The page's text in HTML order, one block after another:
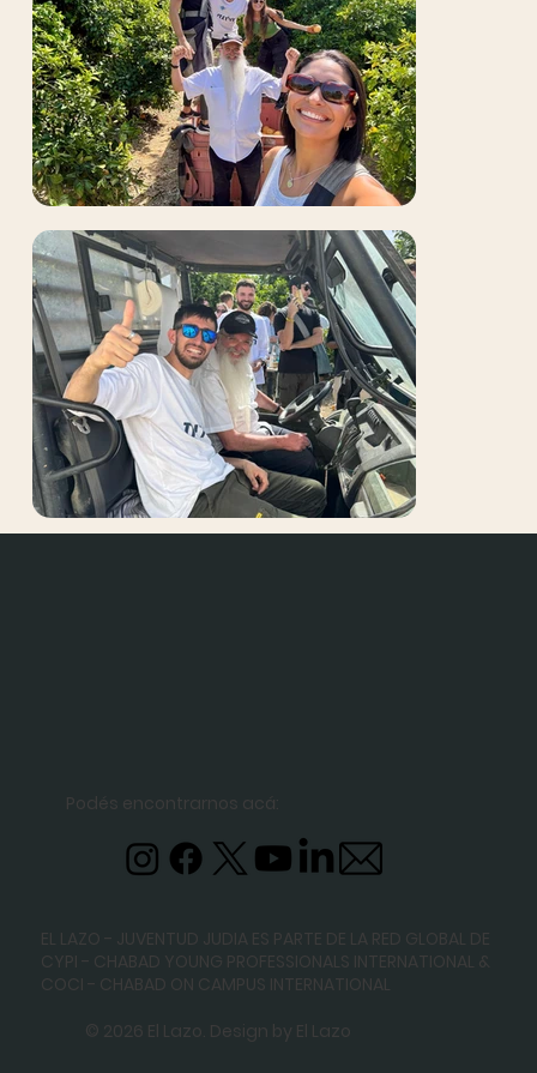
Podés encontrarnos acá:
© 2026 El Lazo. Design by El Lazo
EL LAZO - JUVENTUD JUDIA ES PARTE DE LA RED GLOBAL DE
CYPI - CHABAD YOUNG PROFESSIONALS INTERNATIONAL &
COCI - CHABAD ON CAMPUS INTERNATIONAL